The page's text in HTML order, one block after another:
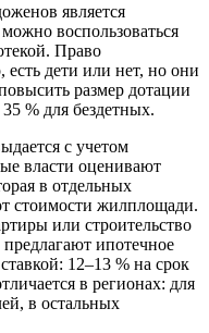
является
воспользоваться
Право
есть дети или нет, но они
размер дотации
% для бездетных.
с учетом
власти оценивают
в отдельных
стоимости жилплощади.
или строительство
ипотечное
12–13 % на срок
в регионах: для
в остальных